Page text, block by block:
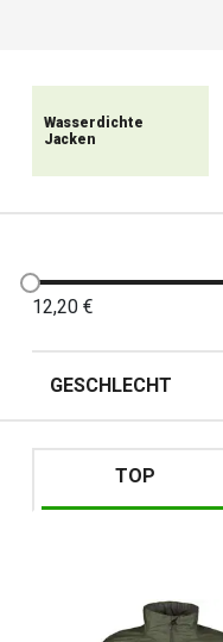
Wasserdichte
Jacken
12,20 €
GESCHLECHT
TOP